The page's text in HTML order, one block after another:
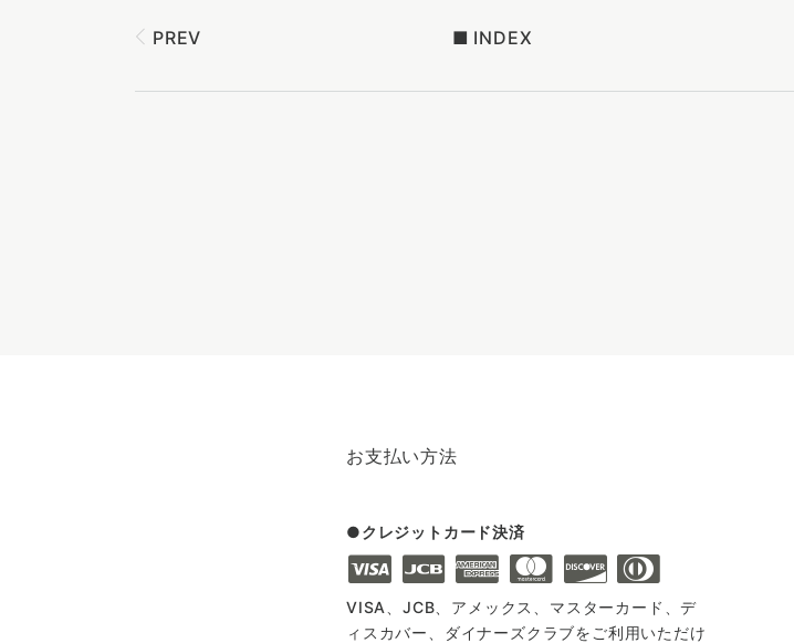
PREV ■ INDEX
お支払い方法
クレジットカード決済
VISA、JCB、アメックス、マスターカード、デ
ィスカバー、ダイナーズクラブをご利用いただけ